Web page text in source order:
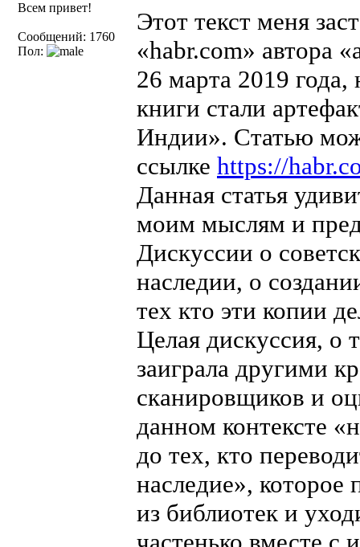
Всем привет!
Сообщений: 1760
Пол:
Этот текст меня
«habr.com» автора
26 марта 2019 года,
книги стали
Индии». Статью
ссылке https://
Данная статья
моим мыслям и
Дискуссии о
наследии, о
тех кто эти копии
Целая дискуссия, о
заиграла другими
сканировщиков и
данном контексте
до тех, кто
наследие», которое
из библиотек и